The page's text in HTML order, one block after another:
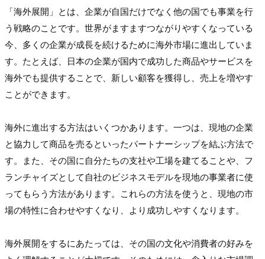
「海外展開」とは、企業が自国だけでなく他の国でも事業を行
う戦略のことです。世界がますますつながりやすくなっている
今、多くの企業が成長を続けるために海外市場に進出していま
す。たとえば、日本の企業が国内で成功した商品やサービスを
海外でも提供することで、新しい顧客を獲得し、売上を増やす
ことができます。
海外に進出する方法はいくつかあります。一つは、現地の企業
と協力して商品を売るといったパートナーシップを結ぶ方法で
す。また、その国に自分たちの支社や工場を建てることや、フ
ランチャイズとして自社のビジネスモデルを現地の事業者に使
ってもらう方法があります。これらの方法を使うと、現地の市
場の特性に合わせやすくなり、より成功しやすくなります。
海外展開をするにあたっては、その国の文化や消費者の好みを